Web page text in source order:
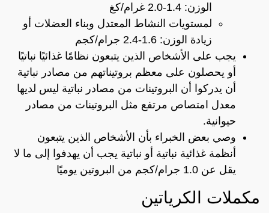
الوزن: 1.4-2.0 غرام/كغ
لمستويات النشاط المعتدل وبناء العضلات أو
زيادة الوزن: 1.6-2.4 جرام/كجم
يجب على الأشخاص الذين يتبعون نظامًا غذائيًا نباتيًا
أو يحصلون على معظم بروتيناتهم من مصادر نباتية
أن يدركوا أن البروتينات من مصادر نباتية ليس لديها
معدل امتصاص مرتفع مثل البروتينات من مصادر
حيوانية.
وصي بعض الخبراء بأن الأشخاص الذين يتبعون
أنظمة غذائية نباتية أو نباتية يجب أن يهدفوا إلى ما لا
يقل عن 1.0 جرام/كجم من البروتين يوميًا
مكملات الكرياتين